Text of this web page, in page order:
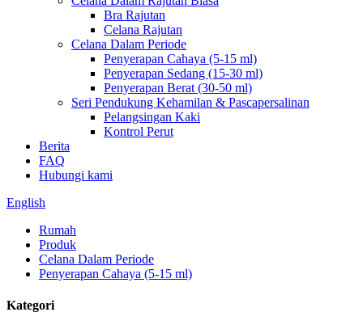
Bra Rajutan
Celana Rajutan
Celana Dalam Periode
Penyerapan Cahaya (5-15 ml)
Penyerapan Sedang (15-30 ml)
Penyerapan Berat (30-50 ml)
Seri Pendukung Kehamilan & Pascapersalinan
Pelangsingan Kaki
Kontrol Perut
Berita
FAQ
Hubungi kami
English
Rumah
Produk
Celana Dalam Periode
Penyerapan Cahaya (5-15 ml)
Kategori